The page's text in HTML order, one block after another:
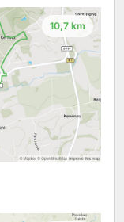
10,7 km